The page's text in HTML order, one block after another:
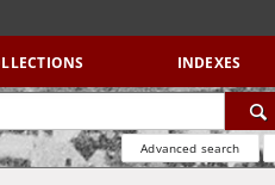
INDEXES
Advanced search